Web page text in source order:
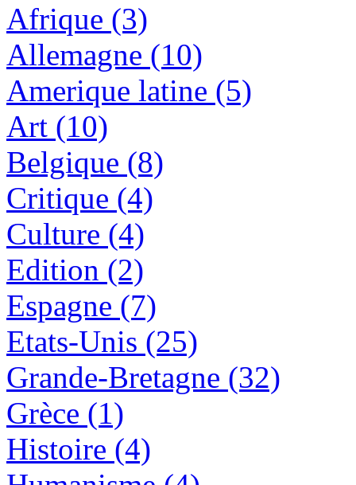
Afrique (3)
Allemagne (10)
Amerique latine (5)
Art (10)
Belgique (8)
Critique (4)
Culture (4)
Edition (2)
Espagne (7)
Etats-Unis (25)
Grande-Bretagne (32)
Grèce (1)
Histoire (4)